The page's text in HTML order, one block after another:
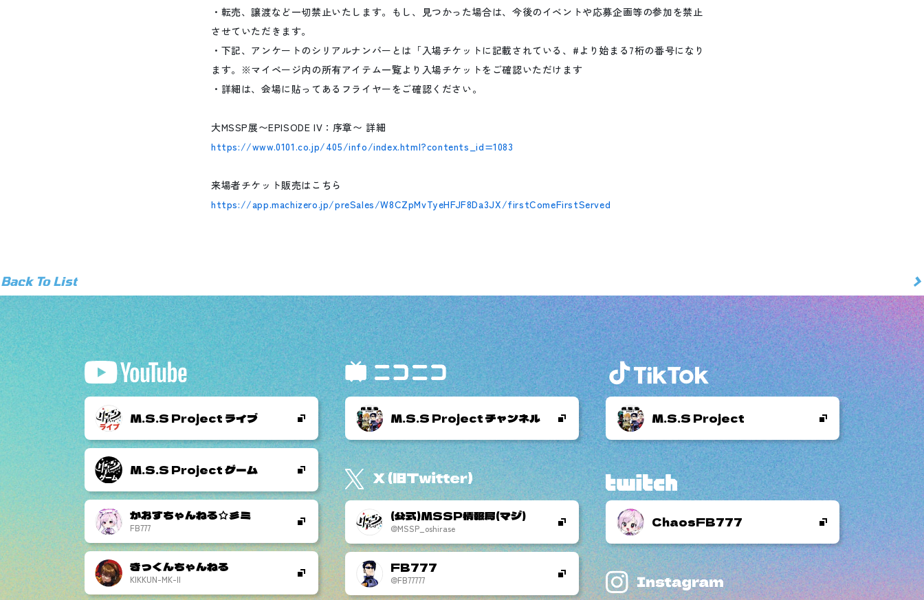
・転売、譲渡など一切禁止いたします。もし、見つかった場合は、今後のイベントや応募企画等の参加を禁止
させていただきます。
・下記、アンケートのシリアルナンバーとは「入場チケットに記載されている、#より始まる7桁の番号になり
ます。※マイページ内の所有アイテム一覧より入場チケットをご確認いただけます
・詳細は、会場に貼ってあるフライヤーをご確認ください。
大MSSP展〜EPISODE IV：序章〜 詳細
https://www.0101.co.jp/405/info/index.html?contents_id=1083
来場者チケット販売はこちら
https://app.machizero.jp/preSales/W8CZpMvTyeHFJF8Da3JX/firstComeFirstServed
Back To List >
M.S.S Project ライブ
M.S.S Project ゲーム
かおすちゃんねる☆彡ミ
FB777
きっくんちゃんねる
KIKKUN-MK-II
M.S.S Project チャンネル M.S.S Project
(公式)MSSP情報局(マジ)
@MSSP_oshirase
FB777
@FB77777
ChaosFB777